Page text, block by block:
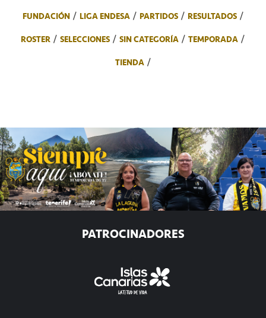
FUNDACIÓN LIGA ENDESA PARTIDOS
RESULTADOS
ROSTER
SELECCIONES SIN CATEGORÍA
TEMPORADA
TIENDA
PATROCINADORES